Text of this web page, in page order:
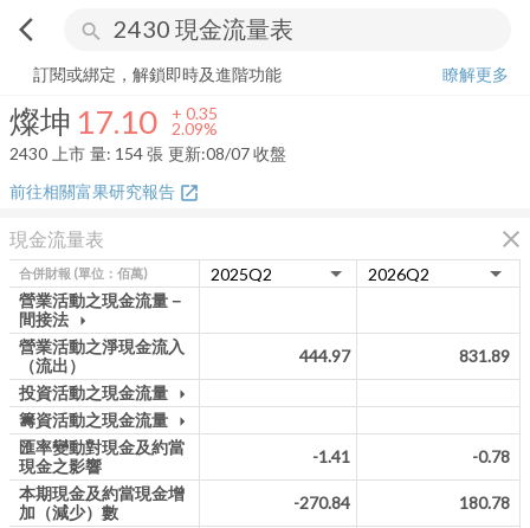
arrow_back_ios search
燦坤 17.10+ 2.09%
訂閱或綁定，解鎖即時及進階功能
瞭解更多
燦坤 17.10 + 0.35
2.09%
2430 上市 量: 154張 更新:08/07 收盤
前往相關富果研究報告 open_in_new
現金流量表 close
合併財報 (單位：佰萬)
營業活動之現金流量－
間接法 arrow_drop_down
營業活動之淨現金流入
（流出）
444.97
831.89
投資活動之現金流量 arrow_drop_down
籌資活動之現金流量 arrow_drop_down
匯率變動對現金及約當
現金之影響
-1.41
-0.78
本期現金及約當現金增
加（減少）數
-270.84
180.78